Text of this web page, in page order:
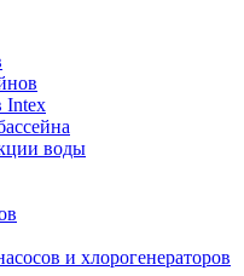
Intex
воды
и хлорогенераторов